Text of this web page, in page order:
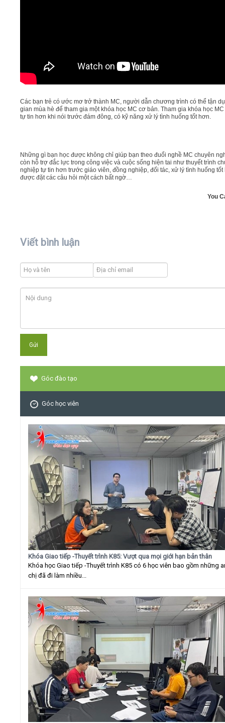
Các bạn trẻ có ước mơ trở thành MC, người dẫn chương trình có thể tận
gian mùa hè để tham gia một khóa học MC cơ bản. Tham gia khóa học
tự tin hơn khi nói trước đám đông, có kỹ năng xử lý tình huống tốt hơn.
Những gì bạn học được không chỉ giúp bạn theo đuổi nghề MC chuyên
còn hỗ trợ đắc lực trong công việc và cuộc sống hiện tai như thuyết trình
nghiệp tự tin hơn trước giáo viên, đồng nghiệp, đối tác, xử lý tình huống tốt
được đặt các câu hỏi một cách bất ngờ…
You
Viết bình luận
Góc đào tạo
Góc học viên
Khóa Giao tiếp -Thuyết trình K85: Vượt qua mọi giới hạn bản thân
Khóa học Giao tiếp -Thuyết trình K85 có 6 học viên bao gồm những
chị đã đi làm nhiều...